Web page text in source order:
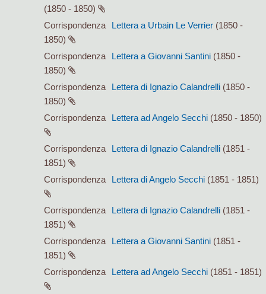
(1850 - 1850)
Corrispondenza
Lettera a Urbain Le Verrier (1850 -
1850)
Corrispondenza
Lettera a Giovanni Santini (1850 -
1850)
Corrispondenza
Lettera di Ignazio Calandrelli (1850 -
1850)
Corrispondenza
Lettera ad Angelo Secchi (1850 - 1850)
Corrispondenza Lettera di Ignazio Calandrelli (1851 -
1851)
Corrispondenza
Lettera di Angelo Secchi (1851 - 1851)
Corrispondenza Lettera di Ignazio Calandrelli (1851 -
1851)
Corrispondenza
Lettera a Giovanni Santini (1851 -
1851)
Corrispondenza
Lettera ad Angelo Secchi (1851 - 1851)